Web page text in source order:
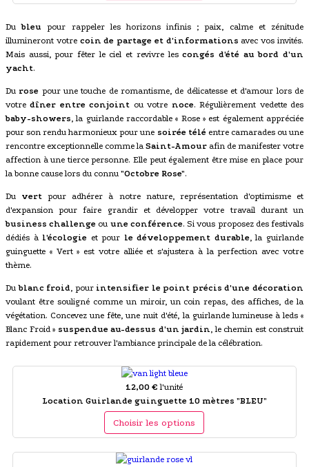
Dubleu pour rappeler les horizons infinis ; paix, calme et zénitude
illumineront votre coin de partage et d'informations avec vos invités.
Mais aussi, pour fêter le ciel et revivre lescongés d'été au bord d'un
yacht.
Du rose pour une touche de romantisme, de délicatesse et d'amour lors de
votredîner entre conjoint ou votre noce. Régulièrement vedette des
baby-showers, la guirlande raccordable « Rose » est également appréciée
pour son rendu harmonieux pour une soirée téléentre camarades ou une
rencontre exceptionnelle comme la Saint-Amour afin de manifester votre
affection à une tierce personne. Elle peut également être mise en place pour
la bonne cause lors du connu "Octobre Rose".
Du vert pour adhérer à notre nature, représentation d'optimisme et
d'expansion pour faire grandir et développer votre travail durant un
business challenge ou une conférence. Si vous proposez des festivals
dédiés à l'écologie et pour le développement durable, la guirlande
guinguette « Vert » est votre alliée et s'ajustera à la perfection avec votre
thème.
Dublanc froid, pour intensifier le point précis d'une décoration
voulant être souligné comme un miroir, un coin repas, des affiches, de la
végétation. Concevez une fête, une nuit d'été, la guirlande lumineuse à leds «
Blanc Froid » suspendue au-dessus d'un jardin, le chemin est construit
rapidement pour retrouver l'ambiance principale de la célébration.
12,00 € l'unité
Location Guirlande guinguette 10 mètres "BLEU"
Choisir les options